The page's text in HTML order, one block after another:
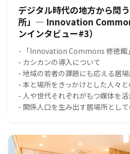
デジタル時代の地方から問
所」― Innovation
ンインタビュー#3）
- 「Innovation Commons 修徳館
- カシカンの導入について
- 地域の若者の課題にも応える居
- 本と場所をきっかけとした人々と
- 人や世代それぞれがもつ媒体を活
- 関係人口を生み出す居場所とし